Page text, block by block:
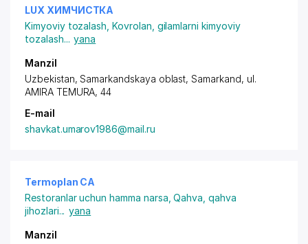
LUX ХИМЧИСТКА
Kimyoviy tozalash ,Kovrolan, gilamlarni kimyoviy
tozalash... yana
Manzil
Uzbekistan, Samarkandskaya oblast, Samarkand, ul.
AMIRA TEMURA, 44
E-mail
shavkat.umarov1986@mail.ru
Termoplan CA
Restoranlar uchun hamma narsa ,Qahva, qahva
jihozlari... yana
Manzil